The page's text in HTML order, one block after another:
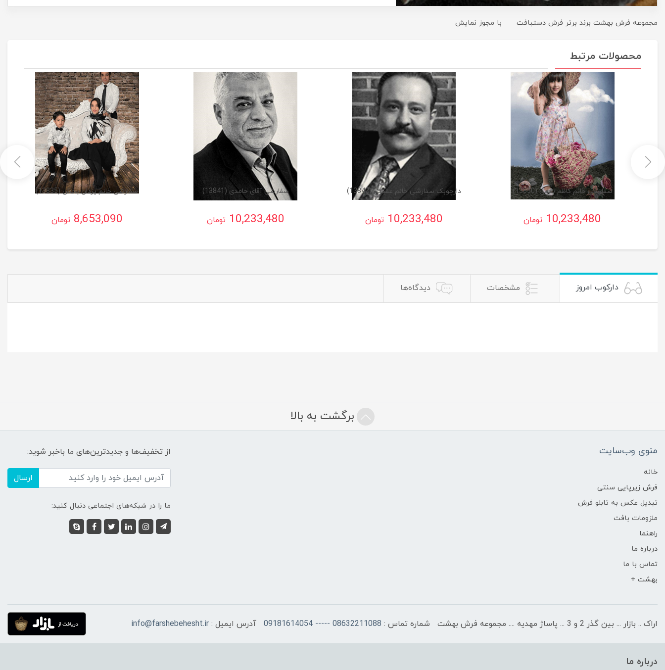
مجموعه فرش بهشت برند برتر فرش دستبافت با مجوز نمایش
محصولات مرتبط
سفارشی خانم کاظم بابایی (13850)
10,233,480 تومان
دارچوبک سفارشی خانم عقبایی (13842)
10,233,480 تومان
سفارشی آقای حامدی (13841)
10,233,480 تومان
سفارشی خانم یزدان بخش (13835)
8,653,090 تومان
دارکوب امروز مشخصات دیدگاه‌ها
برگشت به بالا
منوی وب‌سایت
خانه
فرش زیرپایی سنتی
تبدیل عکس به تابلو فرش
ملزومات بافت
راهنما
درباره ما
تماس با ما
بهشت +
از تخفیف‌ها و جدیدترین‌های ما باخبر شوید:
ارسال
ما را در شبکه‌های اجتماعی دنبال کنید:
اراک .. بازار ... بین گذر 2 و 3 ... پاساژ مهدیه .... مجموعه فرش بهشت شماره تماس : 08632211088 ----- 09181614054 آدرس ایمیل : info@farshebehesht.ir
درباره ما